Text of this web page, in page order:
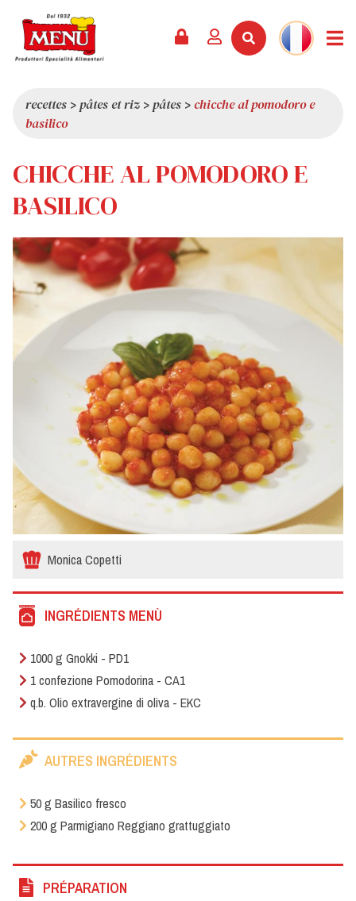
CATALOGUE
SERVICES
DERNIÈRES NOUVEAUTÉS
PRIX
REVUE DE PRESSE
QUI SOMMES-NOUS
QUALITÉ
VALEURS
CURIOSITÉS
SHOWROOM
TRAVAILLEZ AVEC NOUS
recettes >pâtes et riz >pâtes >chicche al pomodoro e
basilico
CHICCHE AL POMODORO E
BASILICO
Monica Copetti
INGRÉDIENTS MENÙ
1000 g Gnokki - PD1
1 confezione Pomodorina - CA1
q.b. Olio extravergine di oliva - EKC
AUTRES INGRÉDIENTS
50 g Basilico fresco
200 g Parmigiano Reggiano grattuggiato
PRÉPARATION